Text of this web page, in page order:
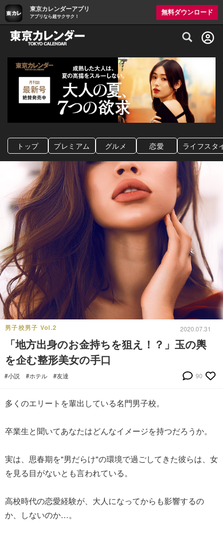
東京カレンダーアプリ
アプリなら超サクサク！
無料ダウンロード
グルメ情報・プレミアムレストラン予約
トップ プレミアム グルメ 恋愛 ライフスタ
男子校男子 Vol.2 2020.07.31
「地方出身のお金持ちを狙え！？」玉の輿
を企む整形美女の手口
#小説 #ホテル #友達 90
多くのエリートを輩出している名門男子校。
卒業生と聞いてあなたはどんなイメージを持つだろうか。
実は、思春期を"男だらけ"の環境で過ごしてきた彼らは、女
を見る目がないとも言われている。
高校時代の恋愛経験が、大人になってからも影響するの
か、しないのか…。